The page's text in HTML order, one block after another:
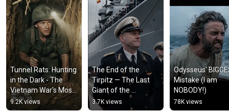
Tunnel Rats: Hunting
in the Dark - The
Vietnam War's Most
Extreme Task Force
9.2K views
The End of the
Tirpitz — The Last
Giant of the
Kriegsmarine
3.7K views
Odysseus'
Mistake (I am
NOBODY!)
78K views